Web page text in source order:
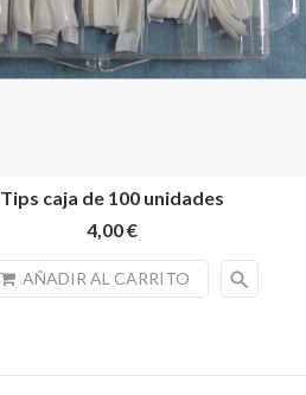
Tips caja de 100 unidades
4,00 €
AÑADIR AL CARRITO search